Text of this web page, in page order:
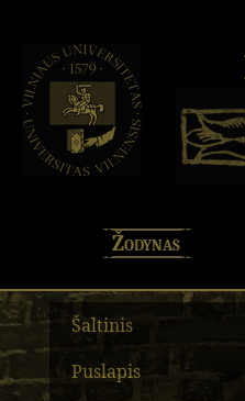
Žodynas
Šaltinis
Puslapis